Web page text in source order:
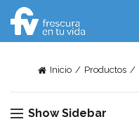
Inicio Productos
Show Sidebar